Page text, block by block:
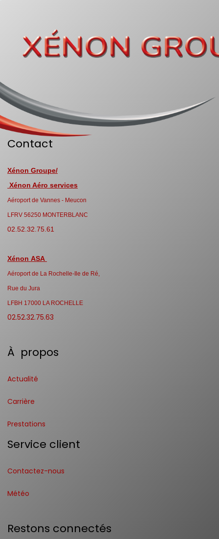
Contact
Xénon Groupe/
Xénon Aéro services
Aéroport de Vannes - Meucon
LFRV 56250 MONTERBLANC
02.52.32.75.61
Xénon ASA
Aéroport de La Rochelle-Ile de Ré,
Rue du Jura
LFBH 17000 LA ROCHELLE
02.52.32.75.63
À propos
Actualité
Carrière
Prestations
Service client
Contactez-nous
Météo
Restons connectés